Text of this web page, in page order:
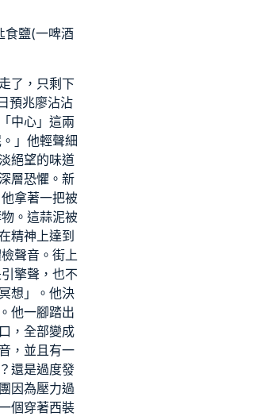
食鹽(一啤酒
了，只剩下
預兆廖沾沾
中心」這兩
」他輕聲細
絕望的味道
層恐懼。新
拿著一把被
。這蒜泥被
精神上達到
聲音。街上
擎聲，也不
想」。他決
他一腳踏出
，全部變成
，並且有一
還是過度發
因為壓力過
個穿著西裝